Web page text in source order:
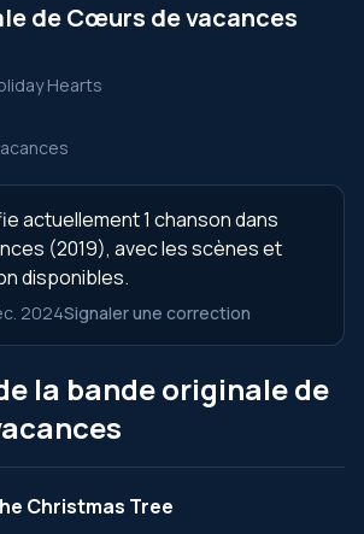
de Cœurs de vacances
Hearts
actuellement 1 chanson dans
(2019), avec les scènes et
disponibles.
2024Signaler une correction
la bande originale de
Christmas Tree